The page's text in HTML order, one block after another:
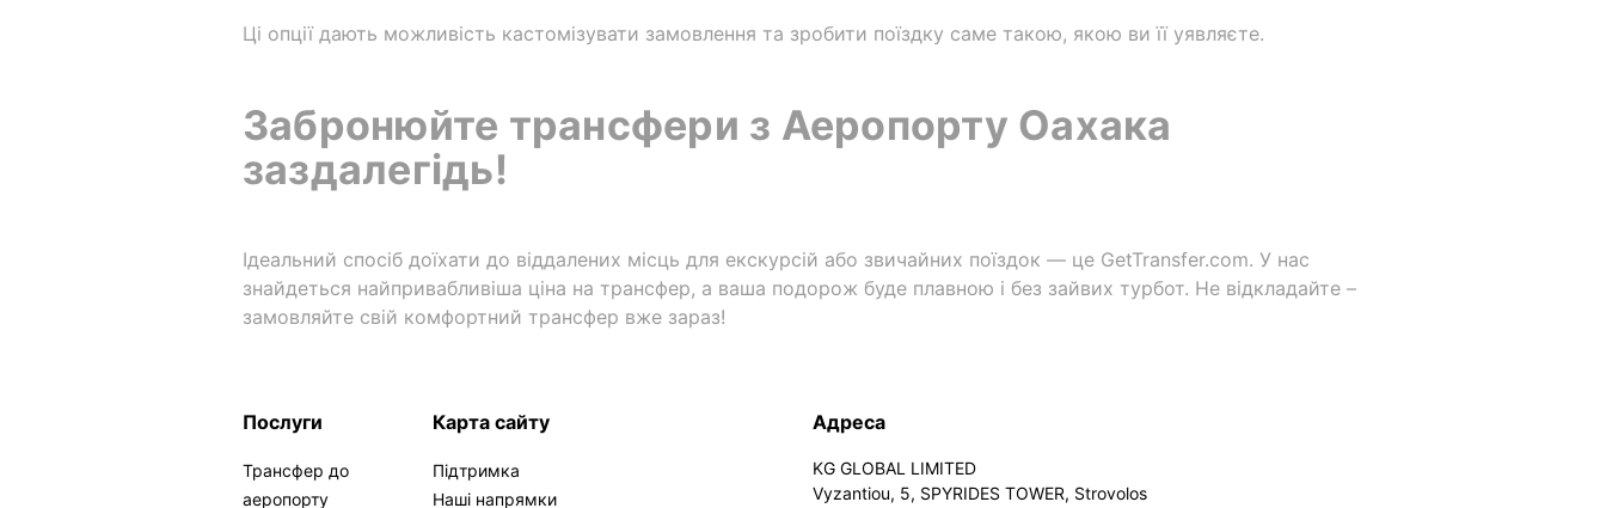
Ці опції дають можливість кастомізувати замовлення та зробити поїздку саме такою, якою ви її уявляєте.
Забронюйте трансфери з Аеропорту Оахака
заздалегідь!
Ідеальний спосіб доїхати до віддалених місць для екскурсій або звичайних поїздок — це GetTransfer.com. У нас
знайдеться найпривабливіша ціна на трансфер, а ваша подорож буде плавною і без зайвих турбот. Не відкладайте –
замовляйте свій комфортний трансфер вже зараз!
Послуги
Трансфер до
аеропорту
Карта сайту
Підтримка
Наші напрямки
Адреса
KG GLOBAL LIMITED
Vyzantiou, 5, SPYRIDES TOWER, Strovolos